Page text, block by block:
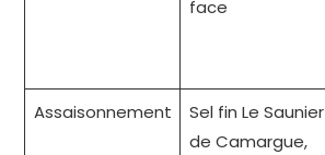
face
Assaisonnement
Sel fin Le Saunier
de Camargue,